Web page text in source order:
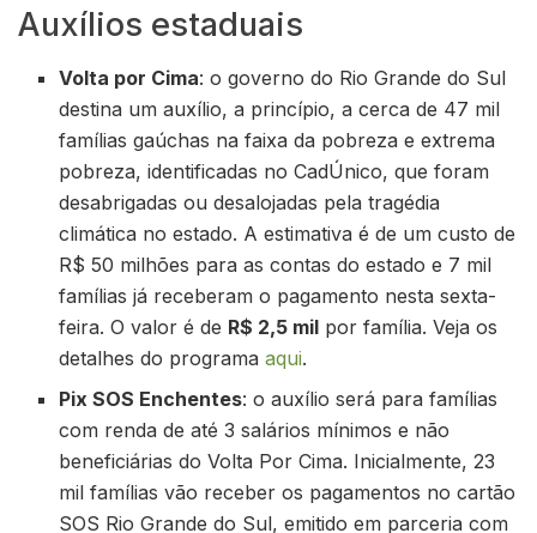
Auxílios estaduais
Volta por Cima: o governo do Rio Grande do Sul
destina um auxílio, a princípio, a cerca de 47 mil
famílias gaúchas na faixa da pobreza e extrema
pobreza, identificadas no CadÚnico, que foram
desabrigadas ou desalojadas pela tragédia
climática no estado. A estimativa é de um custo de
R$ 50 milhões para as contas do estado e 7 mil
famílias já receberam o pagamento nesta sexta-
feira. O valor é de R$ 2,5 mil por família. Veja os
detalhes do programaaqui.
Pix SOS Enchentes: o auxílio será para famílias
com renda de até 3 salários mínimos e não
beneficiárias do Volta Por Cima. Inicialmente, 23
mil famílias vão receber os pagamentos no cartão
SOS Rio Grande do Sul, emitido em parceria com